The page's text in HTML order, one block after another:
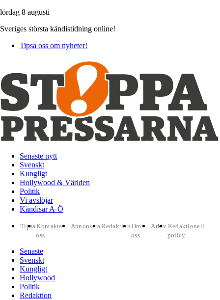
lördag 8 augusti
Sveriges största kändistidning online!
Tipsa oss om nyheter!
Senaste nytt
Svenskt
Kungligt
Hollywood & Världen
Politik
Vi avslöjar
Kändisar A-Ö
TipsaKontakta
oss
AnnonseraRedaktion Om
oss
Arkiv Redaktionell
policy
Senaste
Svenskt
Kungligt
Hollywood
Politik
Redaktion